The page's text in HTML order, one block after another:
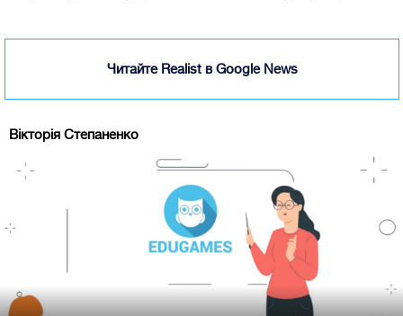
Читайте Realist в Google News
Вікторія Степаненко